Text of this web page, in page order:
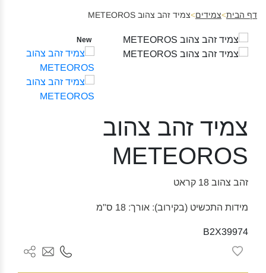
דף הבית>צמידים>צמיד זהב צהוב METEOROS
New
צמיד זהב צהוב
METEOROS
זהב צהוב 18 קראט
מידות התכשיט (בקירוב): אורך: 18 ס"מ
B2X39974